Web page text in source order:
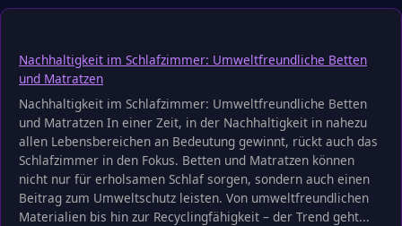
Nachhaltigkeit im Schlafzimmer: Umweltfreundliche Betten
und Matratzen
Nachhaltigkeit im Schlafzimmer: Umweltfreundliche Betten
und Matratzen In einer Zeit, in der Nachhaltigkeit in nahezu
allen Lebensbereichen an Bedeutung gewinnt, rückt auch das
Schlafzimmer in den Fokus. Betten und Matratzen können
nicht nur für erholsamen Schlaf sorgen, sondern auch einen
Beitrag zum Umweltschutz leisten. Von umweltfreundlichen
Materialien bis hin zur Recyclingfähigkeit – der Trend geht...